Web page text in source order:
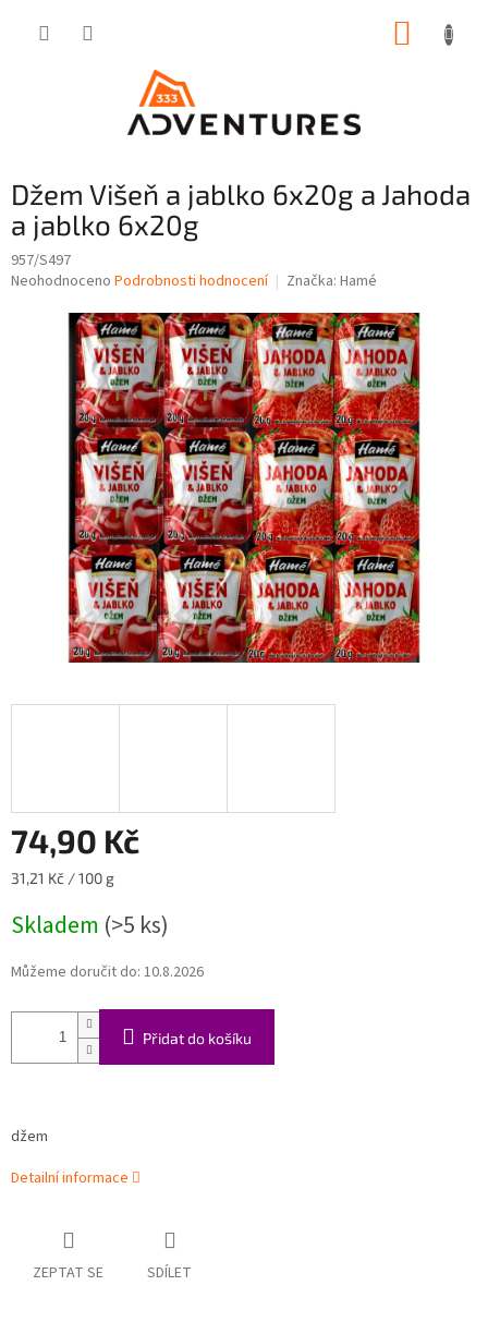
Džem Višeň a jablko 6x20g a Jahoda
a jablko 6x20g
957/S497
Průměrné
hvězdiček.
Neohodnoceno Podrobnosti hodnocení Značka: Hamé
74,90 Kč
Měrná
31,21 Kč / 100 g
Skladem (>5 ks)
Můžeme doručit do: 10.8.2026
Přidat do košíku
džem
Detailní informace
ZEPTAT SE SDÍLET